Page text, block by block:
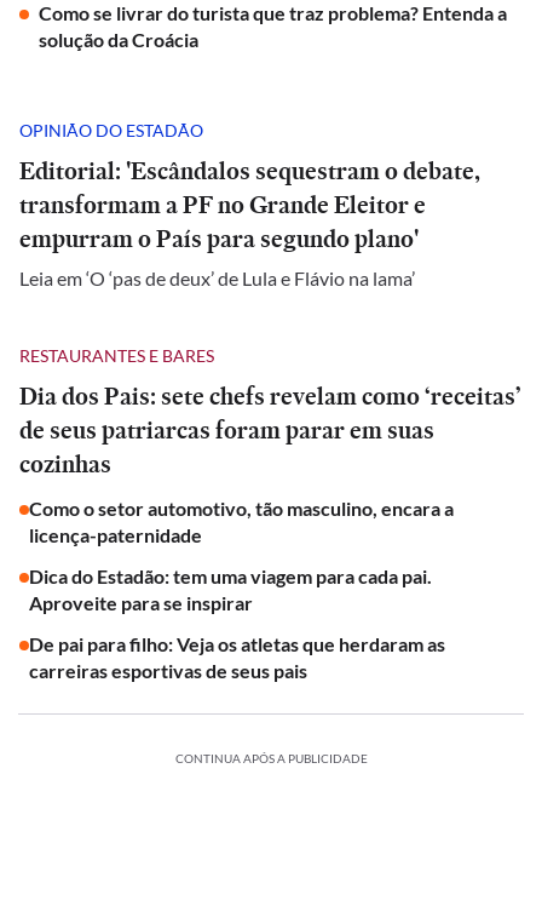
Como se livrar do turista que traz problema? Entenda a
solução da Croácia
OPINIÃO DO ESTADÃO
Editorial: 'Escândalos sequestram o debate,
transformam a PF no Grande Eleitor e
empurram o País para segundo plano'
Leia em ‘O ‘pas de deux’ de Lula e Flávio na lama’
RESTAURANTES E BARES
Dia dos Pais: sete chefs revelam como ‘receitas’
de seus patriarcas foram parar em suas
cozinhas
Como o setor automotivo, tão masculino, encara a
licença-paternidade
Dica do Estadão: tem uma viagem para cada pai.
Aproveite para se inspirar
De pai para filho: Veja os atletas que herdaram as
carreiras esportivas de seus pais
CONTINUA APÓS A PUBLICIDADE